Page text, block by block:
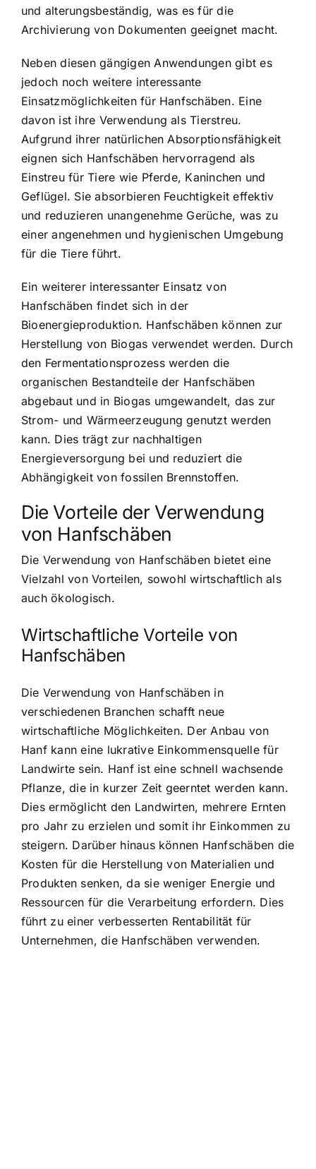
und alterungsbeständig, was es für die
Archivierung von Dokumenten geeignet macht.
Neben diesen gängigen Anwendungen gibt es
jedoch noch weitere interessante
Einsatzmöglichkeiten für Hanfschäben. Eine
davon ist ihre Verwendung als Tierstreu.
Aufgrund ihrer natürlichen Absorptionsfähigkeit
eignen sich Hanfschäben hervorragend als
Einstreu für Tiere wie Pferde, Kaninchen und
Geflügel. Sie absorbieren Feuchtigkeit effektiv
und reduzieren unangenehme Gerüche, was zu
einer angenehmen und hygienischen Umgebung
für die Tiere führt.
Ein weiterer interessanter Einsatz von
Hanfschäben findet sich in der
Bioenergieproduktion. Hanfschäben können zur
Herstellung von Biogas verwendet werden. Durch
den Fermentationsprozess werden die
organischen Bestandteile der Hanfschäben
abgebaut und in Biogas umgewandelt, das zur
Strom- und Wärmeerzeugung genutzt werden
kann. Dies trägt zur nachhaltigen
Energieversorgung bei und reduziert die
Abhängigkeit von fossilen Brennstoffen.
Die Vorteile der Verwendung
von Hanfschäben
Die Verwendung von Hanfschäben bietet eine
Vielzahl von Vorteilen, sowohl wirtschaftlich als
auch ökologisch.
Wirtschaftliche Vorteile von
Hanfschäben
Die Verwendung von Hanfschäben in
verschiedenen Branchen schafft neue
wirtschaftliche Möglichkeiten. Der Anbau von
Hanf kann eine lukrative Einkommensquelle für
Landwirte sein. Hanf ist eine schnell wachsende
Pflanze, die in kurzer Zeit geerntet werden kann.
Dies ermöglicht den Landwirten, mehrere Ernten
pro Jahr zu erzielen und somit ihr Einkommen zu
steigern. Darüber hinaus können Hanfschäben die
Kosten für die Herstellung von Materialien und
Produkten senken, da sie weniger Energie und
Ressourcen für die Verarbeitung erfordern. Dies
führt zu einer verbesserten Rentabilität für
Unternehmen, die Hanfschäben verwenden.